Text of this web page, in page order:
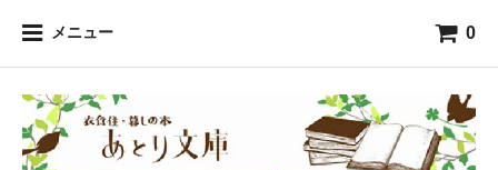
メニュー 0